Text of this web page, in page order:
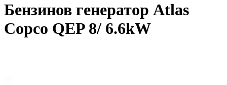
Бензинов генератор Atlas
Copco QEP 8/ 6.6kW